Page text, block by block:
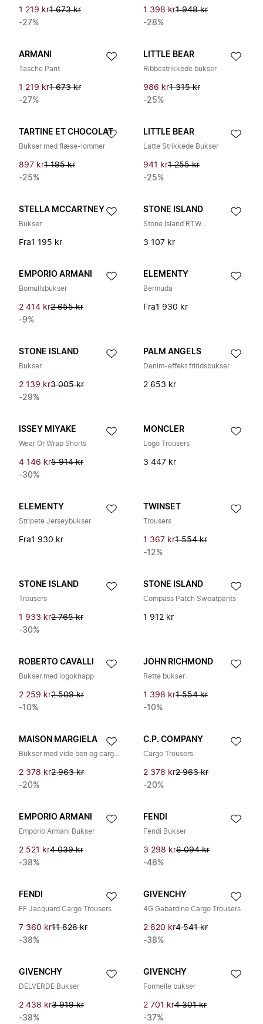
1 219 kr1 673 kr
-27%
1 398 kr1 948 kr
-28%
ARMANI
Tasche Pant
1 219 kr1 673 kr
-27%
LITTLE BEAR
Ribbestrikkede bukser
986 kr1 315 kr
-25%
TARTINE ET CHOCOLAT
Bukser med flæse-lommer
897 kr1 195 kr
-25%
LITTLE BEAR
Latte Strikkede Bukser
941 kr1 255 kr
-25%
STELLA MCCARTNEY
Bukser
Fra1 195 kr
STONE ISLAND
Stone Island RTW...
3 107 kr
EMPORIO ARMANI
Bomullsbukser
2 414 kr2 655 kr
-9%
ELEMENTY
Bermuda
Fra1 930 kr
STONE ISLAND
Bukser
2 139 kr3 005 kr
-29%
PALM ANGELS
Denim-effekt fritidsbukser
2 653 kr
ISSEY MIYAKE
Wear Or Wrap Shorts
4 146 kr5 914 kr
-30%
MONCLER
Logo Trousers
3 447 kr
ELEMENTY
Stripete Jerseybukser
Fra1 930 kr
TWINSET
Trousers
1 367 kr1 554 kr
-12%
STONE ISLAND
Trousers
1 933 kr2 765 kr
-30%
STONE ISLAND
Compass Patch Sweatpants
1 912 kr
ROBERTO CAVALLI
Bukser med logoknapp
2 259 kr2 509 kr
-10%
JOHN RICHMOND
Rette bukser
1 398 kr1 554 kr
-10%
MAISON MARGIELA
Bukser med vide ben og cargolommer
2 378 kr2 963 kr
-20%
C.P. COMPANY
Cargo Trousers
2 378 kr2 963 kr
-20%
EMPORIO ARMANI
Emporio Armani Bukser
2 521 kr4 039 kr
-38%
FENDI
Fendi Bukser
3 298 kr6 094 kr
-46%
FENDI
FF Jacquard Cargo Trousers
7 360 kr11 828 kr
-38%
GIVENCHY
4G Gabardine Cargo Trousers
2 820 kr4 541 kr
-38%
GIVENCHY
DELVERDE Bukser
2 438 kr3 919 kr
-38%
GIVENCHY
Formelle bukser
2 701 kr4 301 kr
-37%